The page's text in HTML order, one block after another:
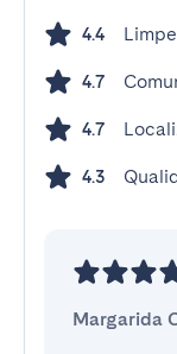
4.4
4.7
4.7
4.3
Margarida